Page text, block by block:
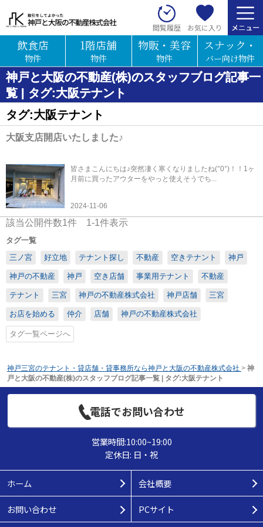
閲覧履歴 お気に入り
飲食店
物件
1階店舗
物件
物販・美容
物件
スナック・
バー向け物件
神戸と大阪の不動産(株)のスタッフブログ記事一
覧 | タグ:大阪テナント
タグ:大阪テナント
大阪支店開店いたしました♪
皆さまこんにちは♪突然凄く寒くなりましたね(°0°)！！1ヶ
月前に買ったアウターをやっと使えそうでち...
2024-11-06
該当公開件数1件 1-1件表示
タグ一覧
三ノ宮
好立地 テナント探し 不動産 空きテナント 神戸
神戸の不動産 神戸 空き店舗 事業用テナント 不動産
テナント 三宮 神戸の不動産株式会社 神戸店舗 三宮
お店を始める 仲介 店舗 神戸の不動産株式会社
タグ一覧ページへ
神戸三宮のテナント・貸店舗・貸事務所なら神戸と大阪の不動産株式会社 > 神
戸と大阪の不動産(株)のスタッフブログ記事一覧 | タグ:大阪テナント
電話でお問い合わせ
営業時間:10:00~19:00
定休日: 日・祝
ホーム 会社概要
お問い合わせ PCサイト